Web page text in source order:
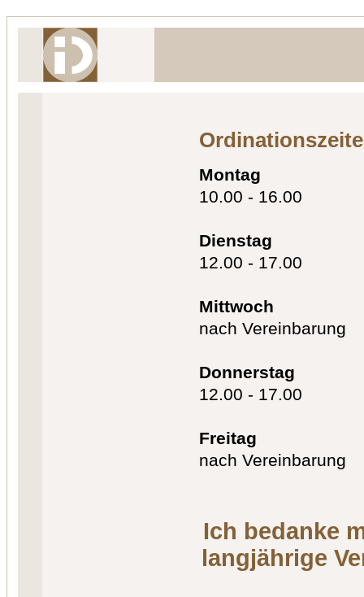
Montag
10.00 - 16.00
Dienstag
12.00 - 17.00
Mittwoch
nach Vereinbarung
Donnerstag
12.00 - 17.00
Freitag
nach Vereinbarung
Ich bedanke
langjährige